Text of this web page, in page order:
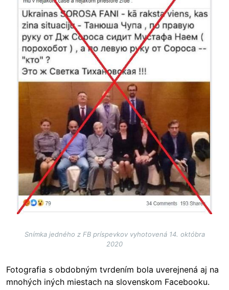
Snímka jedného z FB príspevkov vyhotovená 14. októbra
2020
Fotografia s obdobným tvrdením bola uverejnená aj na
mnohých iných miestach na slovenskom Facebooku.